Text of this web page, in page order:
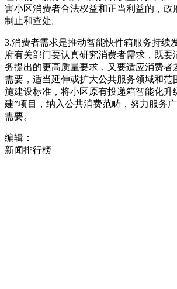
害小区消费者合法权益和正当利益的，政
制止和查处。
3.消费者需求是推动智能快件箱服务持续
府有关部门要认真研究消费者需求，既要
务提出的更高质量要求，又要适应消费者
需要，适当延伸或扩大公共服务领域和范
施建设标准，将小区原有投递箱智能化升
建”项目，纳入公共消费范畴，努力服务
需要。
编辑：
新闻排行榜